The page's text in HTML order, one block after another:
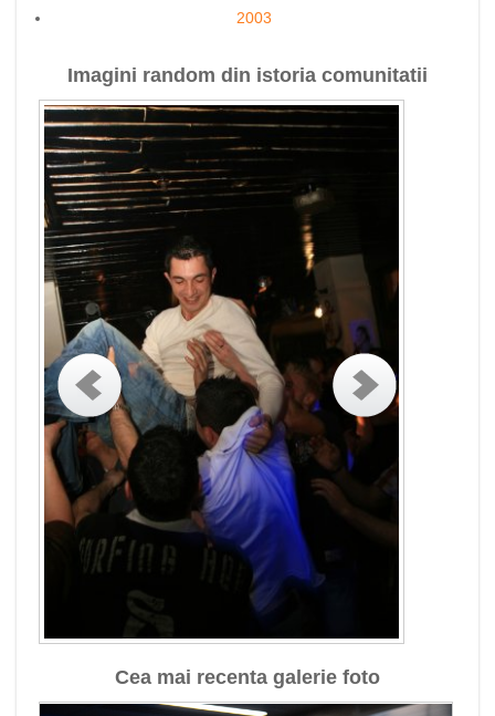
2003
Imagini random din istoria comunitatii
Cea mai recenta galerie foto